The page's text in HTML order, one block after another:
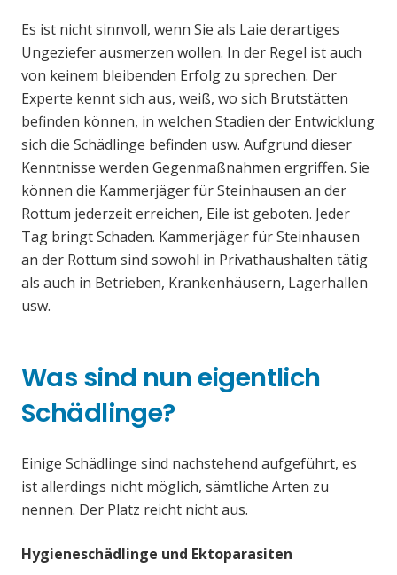
Es ist nicht sinnvoll, wenn Sie als Laie derartiges
Ungeziefer ausmerzen wollen. In der Regel ist auch
von keinem bleibenden Erfolg zu sprechen. Der
Experte kennt sich aus, weiß, wo sich Brutstätten
befinden können, in welchen Stadien der Entwicklung
sich die Schädlinge befinden usw. Aufgrund dieser
Kenntnisse werden Gegenmaßnahmen ergriffen. Sie
können die Kammerjäger für Steinhausen an der
Rottum jederzeit erreichen, Eile ist geboten. Jeder
Tag bringt Schaden. Kammerjäger für Steinhausen
an der Rottum sind sowohl in Privathaushalten tätig
als auch in Betrieben, Krankenhäusern, Lagerhallen
usw.
Was sind nun eigentlich
Schädlinge?
Einige Schädlinge sind nachstehend aufgeführt, es
ist allerdings nicht möglich, sämtliche Arten zu
nennen. Der Platz reicht nicht aus.
Hygieneschädlinge und Ektoparasiten